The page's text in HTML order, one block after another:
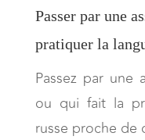
Passer par une
pratiquer la
Passez par une
ou qui fait la
russe proche de